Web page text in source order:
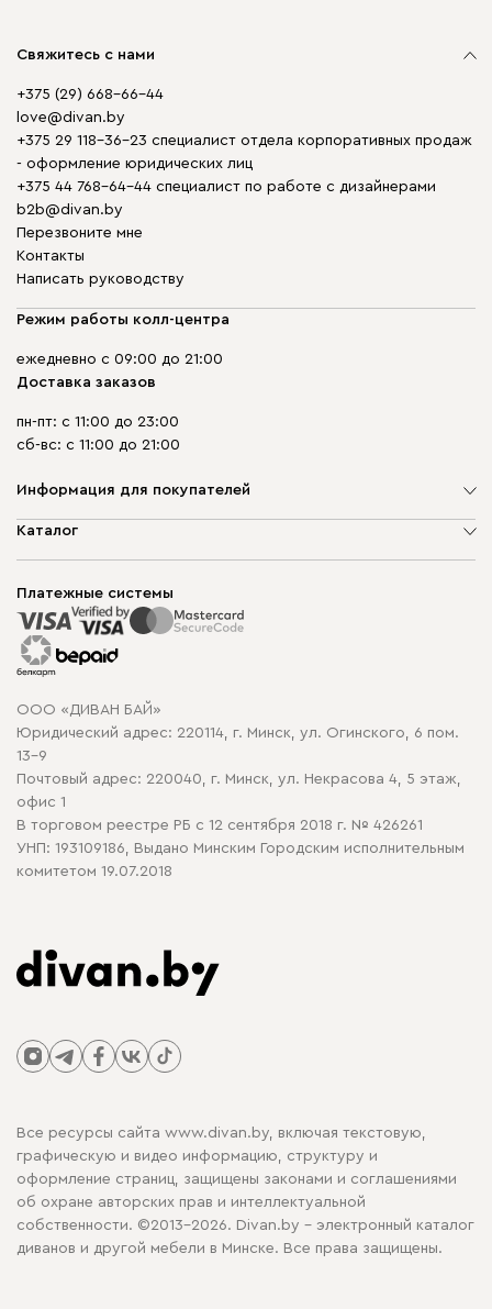
Свяжитесь с нами
+375 (29) 668-66-44
love@divan.by
+375 29 118-36-23 специалист отдела корпоративных продаж
- оформление юридических лиц
+375 44 768-64-44 специалист по работе с дизайнерами
b2b@divan.by
Перезвоните мне
Контакты
Написать руководству
Режим работы колл-центра
ежедневно с 09:00 до 21:00
Доставка заказов
пн-пт: с 11:00 до 23:00
сб-вс: с 11:00 до 21:00
Информация для покупателей
О компании
Способы оплаты
Рассрочка и кредит
Гарантия
Карта сайта
Политика конфиденциальности
Политика в отношении обработки cookie
Каталог
Корпусная мебель
Распродажа мебели
Платежные системы
ООО «ДИВАН БАЙ»
Юридический адрес: 220114, г. Минск, ул. Огинского, 6 пом.
13-9
Почтовый адрес: 220040, г. Минск, ул. Некрасова 4, 5 этаж,
офис 1
В торговом реестре РБ с 12 сентября 2018 г. № 426261
УНП: 193109186, Выдано Минским Городским исполнительным
комитетом 19.07.2018
Все ресурсы сайта www.divan.by, включая текстовую,
графическую и видео информацию, структуру и
оформление страниц, защищены законами и соглашениями
об охране авторских прав и интеллектуальной
собственности. ©2013-2026. Divan.by - электронный каталог
диванов и другой мебели в Минске. Все права защищены.